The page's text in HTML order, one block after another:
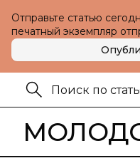
Отправьте статью
печатный экземпляр